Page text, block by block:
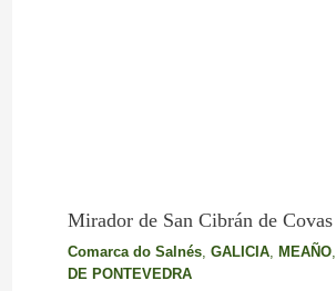
Mirador de San Cibrán de Covas
Comarca do Salnés, GALICIA, MEAÑO,
DE PONTEVEDRA